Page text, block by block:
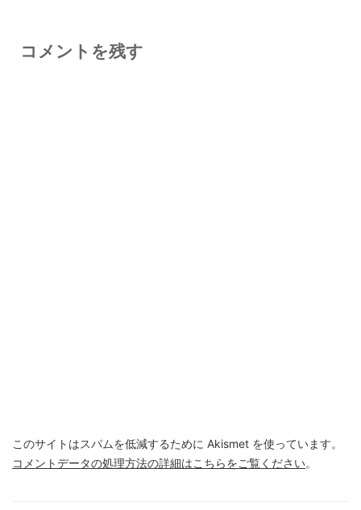
コメントを残す
このサイトはスパムを低減するために Akismet を使っています。
コメントデータの処理方法の詳細はこちらをご覧ください。